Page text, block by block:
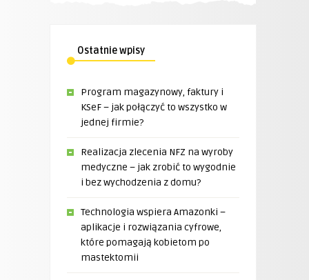
Ostatnie wpisy
Program magazynowy, faktury i
KSeF – jak połączyć to wszystko w
jednej firmie?
Realizacja zlecenia NFZ na wyroby
medyczne – jak zrobić to wygodnie
i bez wychodzenia z domu?
Technologia wspiera Amazonki –
aplikacje i rozwiązania cyfrowe,
które pomagają kobietom po
mastektomii